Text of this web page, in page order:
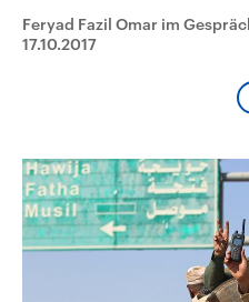
Feryad Fazil Omar im
17.10.2017